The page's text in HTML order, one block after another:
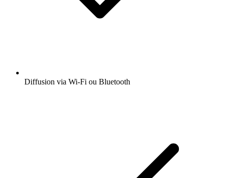
Diffusion via Wi-Fi ou Bluetooth